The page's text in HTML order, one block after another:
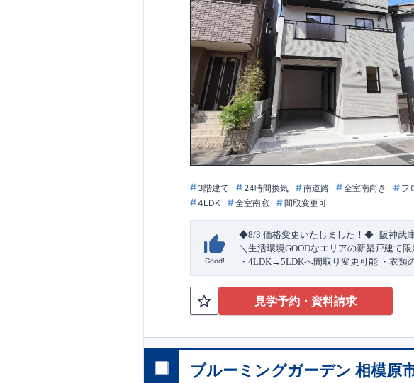
3階建て 24時間換気 南道路 全室南向き フ
4LDK
全室南窓 間取変更可
Good!
◆8/3 価格変更いたしました！◆​ 阪神武
＼生活環境GOODなエリアの新築戸建て限
・4LDK→5LDKへ間取り変更可能 ・衣類
ら行き来できる続きバルコニー ・デザイ
・リビング全体を見渡せる対面キッチン
・網戸11万円(税込)で設置可能！
↓クリックすると特設ページにジャンプし
エントランス」が受賞いたしました！ ○耐
平日・休日ご内覧可能です！
見学予約・資料請求
ブルーミングガーデン 相模原